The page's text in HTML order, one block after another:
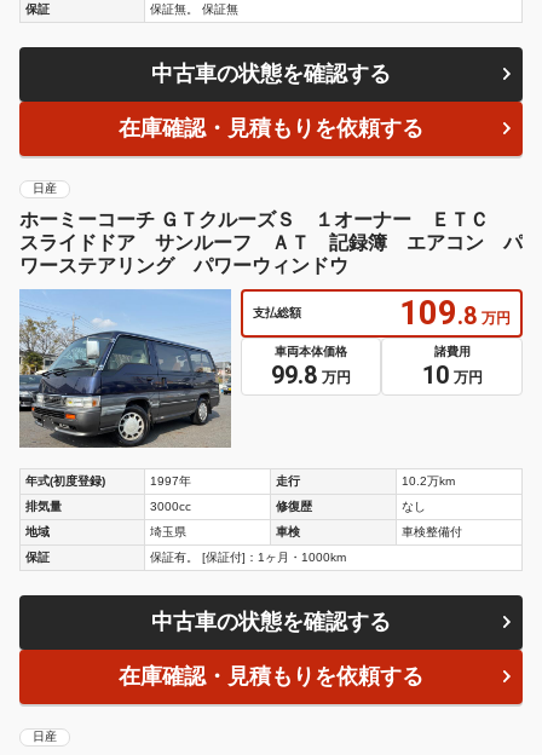
保証
保証無。 保証無
中古車の状態を確認する
在庫確認・見積もりを依頼する
日産
ホーミーコーチ ＧＴクルーズＳ １オーナー ＥＴＣ
スライドドア サンルーフ ＡＴ 記録簿 エアコン パ
ワーステアリング パワーウィンドウ
支払総額 109.8 万円
車両本体価格
99.8 万円
諸費用
10 万円
年式(初度登録) 1997年 走行
10.2万km
排気量
3000cc 修復歴
なし
地域
埼玉県 車検
車検整備付
保証
保証有。 [保証付]：1ヶ月・1000km
中古車の状態を確認する
在庫確認・見積もりを依頼する
日産